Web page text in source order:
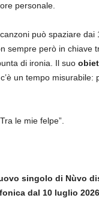
personale.
può spaziare
sempre però in chiave
di ironia. Il suo
un tempo
le mie felpe”.
singolo di Nùvo
dal 10 luglio